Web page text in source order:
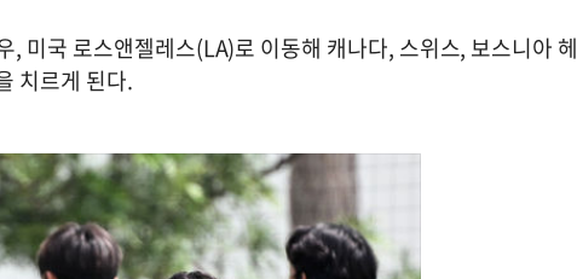
, 미국 로스앤젤레스(LA)로 이동해 캐나다, 스위스, 보스니아 헤
치르게 된다.